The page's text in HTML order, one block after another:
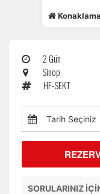
2 Gün
Sinop
HF-SEKT
Tarih Seçiniz
SORULARINIZ